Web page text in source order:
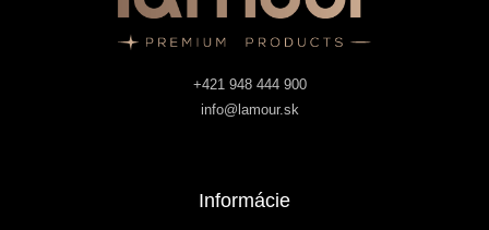
+421 948 444 900
info@lamour.sk
Informácie